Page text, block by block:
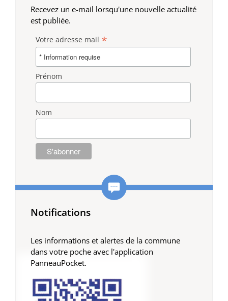
Recevez un e-mail lorsqu'une nouvelle actualité
est publiée.
Votre adresse mail *
Prénom
Nom
Notifications
Les informations et alertes de la commune
dans votre poche avec l'application
PanneauPocket.